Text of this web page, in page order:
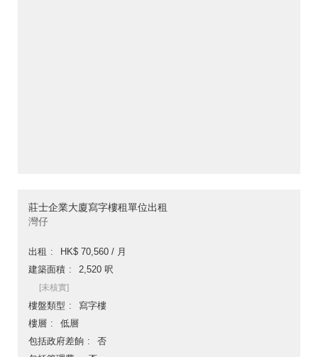
莊士企業大廈寫字樓租單位出租
灣仔
出租
HK$ 70,560 / 月
建築面積
2,520 呎
[未核實]
樓盤類型
寫字樓
樓層
低層
包括政府差餉
否